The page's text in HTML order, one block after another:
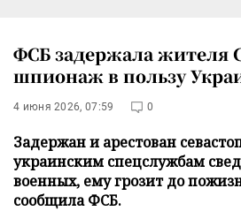
ФСБ задержала жителя
шпионаж в пользу
4 июня 2026, 07:59 0
Задержан и арестован
украинским спецслужбам
военных, ему грозит до
сообщила ФСБ.